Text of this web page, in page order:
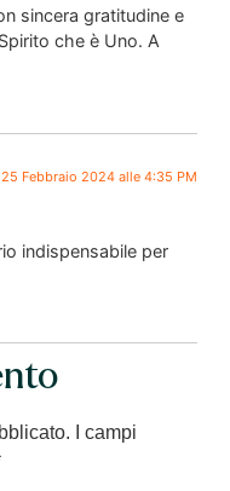
sincera gratitudine e
che è Uno. A
25 Febbraio 2024 alle 4:35 PM
indispensabile per
I campi